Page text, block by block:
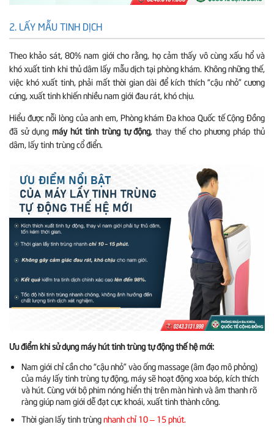
2. LẤY MẪU TINH DỊCH
Theo khảo sát, 80% nam giới cho rằng, họ cảm thấy vô cùng xấu hổ và
khó xuất tinh khi thủ dâm lấy mẫu dịch tại phòng khám. Không những thế,
việc khó xuất tinh, phải mất thời gian dài để kích thích “cậu nhỏ” cương
cứng, xuất tinh khiến nhiều nam giới đau rát, khó chịu.
Hiểu được nỗi lòng của anh em, Phòng khám Đa khoa Quốc tế Cộng Đồng
đã sử dụng máy hút tinh trùng tự động, thay thế cho phương pháp thủ
dâm, lấy tinh trùng cổ điển.
Ưu điểm khi sử dụng máy hút tinh trùng tự động thế hệ mới:
Nam giới chỉ cần cho “cậu nhỏ” vào ống massage (âm đạo mô phỏng)
của máy lấy tinh trùng tự động, máy sẽ hoạt động xoa bóp, kích thích
và hút. Cùng với bộ phim nóng hiển thị trên màn hình và âm thanh rõ
ràng giúp nam giới dễ đạt cực khoái, xuất tinh thành công.
Thời gian lấy tinh trùngnhanh chỉ 10 – 15 phút.